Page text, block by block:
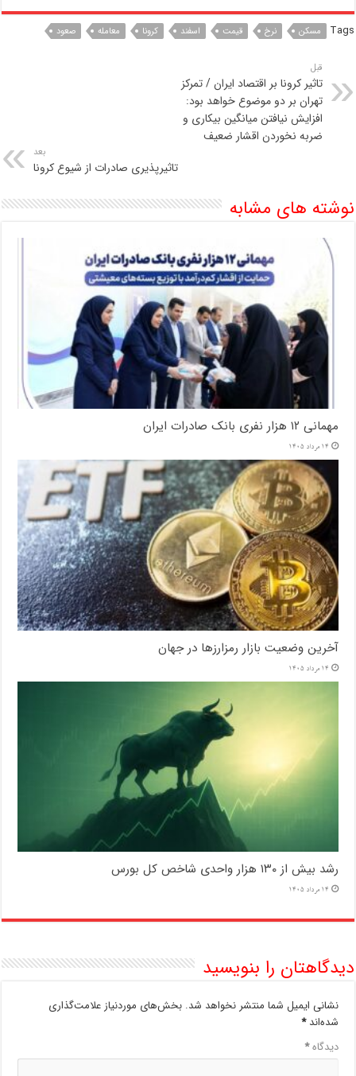
Tags مسکن نرخ قیمت اسفند کرونا معامله صعود
قبل
تاثیر کرونا بر اقتصاد ایران / تمرکز
تهران بر دو موضوع خواهد بود:
افزایش نیافتن میانگین بیکاری و
ضربه نخوردن اقشار ضعیف
بعد
تاثیرپذیری صادرات از شیوع کرونا
نوشته های مشابه
مهمانی ۱۲ هزار نفری بانک صادرات ایران
14 مرداد 1405
آخرین وضعیت بازار رمزارزها در جهان
14 مرداد 1405
رشد بیش از ۱۳۰ هزار واحدی شاخص کل بورس
14 مرداد 1405
دیدگاهتان را بنویسید
نشانی ایمیل شما منتشر نخواهد شد. بخش‌های موردنیاز علامت‌گذاری
شده‌اند*
دیدگاه*